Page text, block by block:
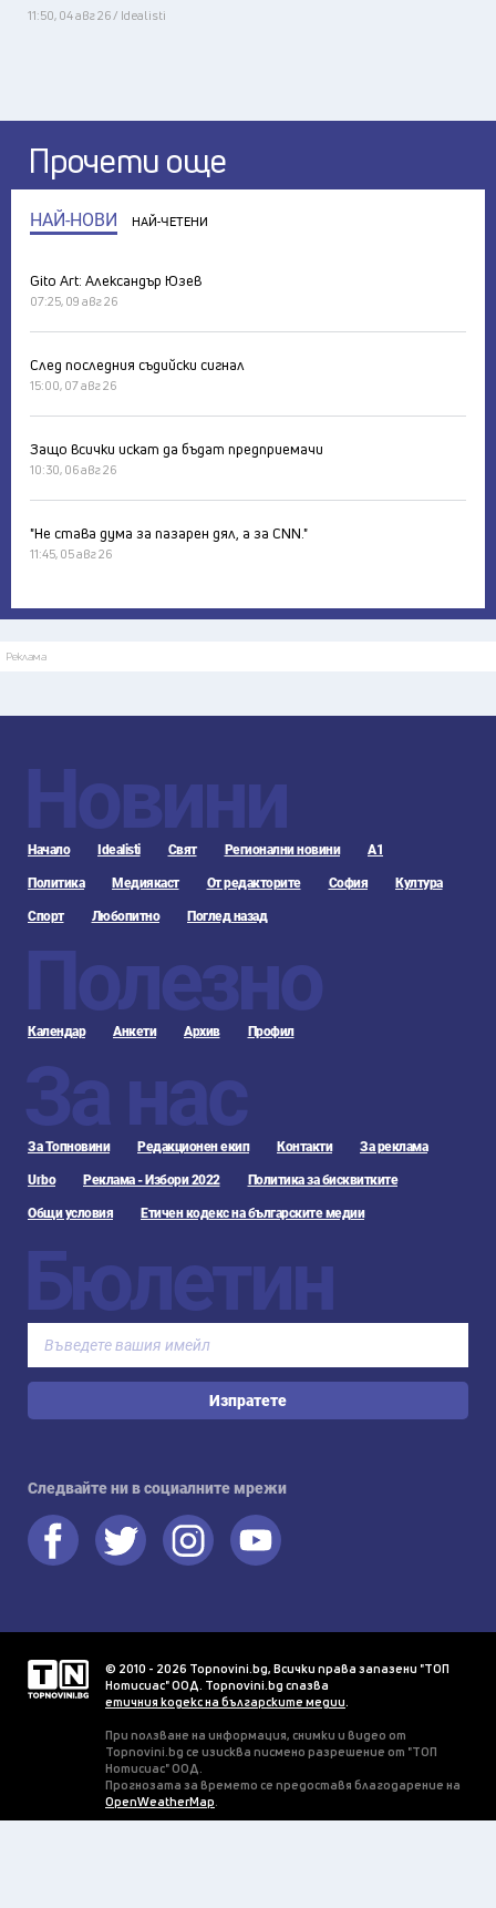
11:50, 04 авг 26 / Idealisti
Прочети още
НАЙ-НОВИ НАЙ-ЧЕТЕНИ
Gito Art: Александър Юзев
07:25, 09 авг 26
След последния съдийски сигнал
15:00, 07 авг 26
Защо всички искат да бъдат предприемачи
10:30, 06 авг 26
"Не става дума за пазарен дял, а за CNN."
11:45, 05 авг 26
Реклама
Новини
Начало Idealisti Свят Регионални новини А1
Политика Медиякаст От редакторите София Култура
Спорт Любопитно Поглед назад
Полезно
Календар Анкети Архив Профил
За нас
За Топновини Редакционен екип Контакти За реклама
Urbo Реклама - Избори 2022 Политика за бисквитките
Общи условия Етичен кодекс на българските медии
Бюлетин
Изпратете
Следвайте ни в социалните мрежи
© 2010 - 2026 Topnovini.bg, Всички права запазени "ТОП
Нотисиас" ООД. Topnovini.bg спазва
етичния кодекс на българските медии.
При ползване на информация, снимки и видео от
Topnovini.bg се изисква писмено разрешение от "ТОП
Нотисиас" ООД.
Прогнозата за времето се предоставя благодарение на
OpenWeatherMap.